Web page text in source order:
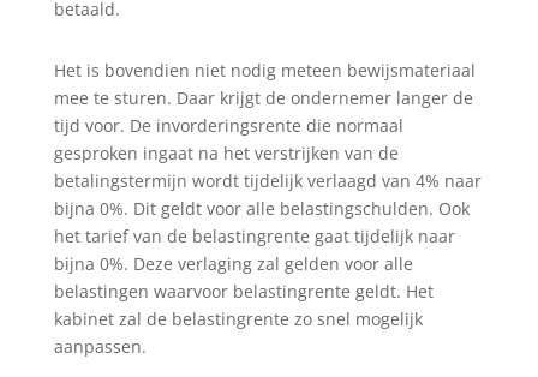
betaald.
Het is bovendien niet nodig meteen bewijsmateriaal
mee te sturen. Daar krijgt de ondernemer langer de
tijd voor. De invorderingsrente die normaal
gesproken ingaat na het verstrijken van de
betalingstermijn wordt tijdelijk verlaagd van 4% naar
bijna 0%. Dit geldt voor alle belastingschulden. Ook
het tarief van de belastingrente gaat tijdelijk naar
bijna 0%. Deze verlaging zal gelden voor alle
belastingen waarvoor belastingrente geldt. Het
kabinet zal de belastingrente zo snel mogelijk
aanpassen.